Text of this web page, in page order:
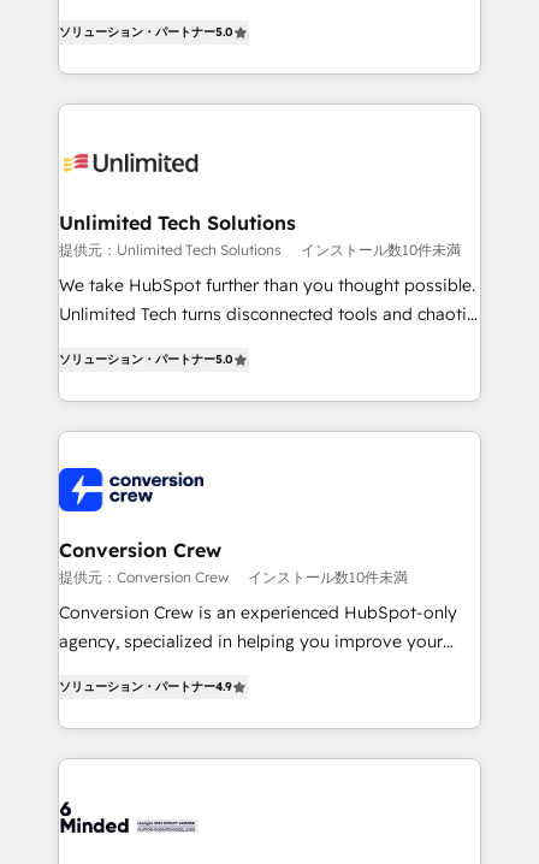
projects • Clients in 30+ industries • Proprietary
technology for integrations • Multilingual team:
transforming complex systems into efficient,
scalable solutions that work across your entire
organization. We’re a unique blend of deep HubSpot
operational know-how. We know that no two
solutions. Instead, we dive in to understand your
needs, goals, and challenges to deliver solutions that
fit like a glove. We’re committed to being both
highly effective and fun to work with. We believe in
relationships. Your success is our success, and we’re
all in this together! From startup to enterprise, we’ll
what matters most: growing your business and
wowing your customers. Let’s make HubSpot work
ソリューション・パートナー5.0
Unlimited Tech Solutions
提供元：Unlimited Tech Solutions インストール数10件未満
We take HubSpot further than you thought possible.
Unlimited Tech turns disconnected tools and chaotic
engine. We combine RevOps strategy with deep
technical execution to help teams scale faster—with
cleaner data, smarter automation, and more
Implementation & Migration · Native & Custom
Integrations · Custom Development · CPQ & FSM ·
Reporting & Analytics · GTM Architecture · Sales &
Marketing Enablement If you’re ready to elevate
HubSpot from “just your CRM” to your growth
infrastructure—let’s talk.
ソリューション・パートナー5.0
Conversion Crew
提供元：Conversion Crew インストール数10件未満
Conversion Crew is an experienced HubSpot-only
agency, specialized in helping you improve your
Implementing HubSpot (CRM, Marketing, Sales,
Service and Operations) - Developing fast, good-
looking websites in the HubSpot CMS - Building
systems you use You need a clear method to reach
ソリューション・パートナー4.9